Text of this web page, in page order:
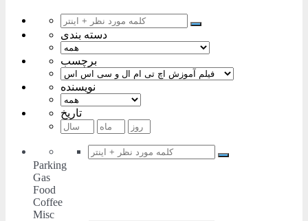
دسته بندی
برچسب
نویسنده
تاریخ
Parking
Gas
Food
Coffee
Misc